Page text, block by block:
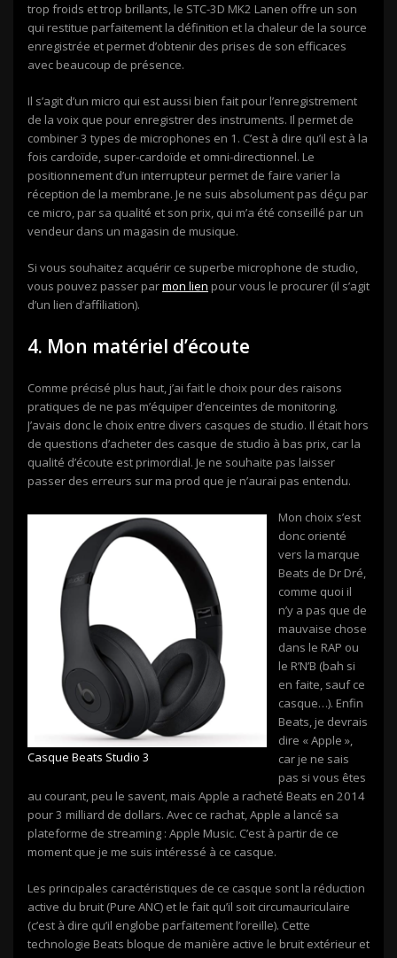
trop froids et trop brillants, le STC-3D MK2 Lanen offre un son
qui restitue parfaitement la définition et la chaleur de la source
enregistrée et permet d’obtenir des prises de son efficaces
avec beaucoup de présence.
Il s’agit d’un micro qui est aussi bien fait pour l’enregistrement
de la voix que pour enregistrer des instruments. Il permet de
combiner 3 types de microphones en 1. C’est à dire qu’il est à la
fois cardoïde, super-cardoïde et omni-directionnel. Le
positionnement d’un interrupteur permet de faire varier la
réception de la membrane. Je ne suis absolument pas déçu par
ce micro, par sa qualité et son prix, qui m’a été conseillé par un
vendeur dans un magasin de musique.
Si vous souhaitez acquérir ce superbe microphone de studio,
vous pouvez passer parmon lien pour vous le procurer (il s’agit
d’un lien d’affiliation).
4. Mon matériel d’écoute
Comme précisé plus haut, j’ai fait le choix pour des raisons
pratiques de ne pas m’équiper d’enceintes de monitoring.
J’avais donc le choix entre divers casques de studio. Il était hors
de questions d’acheter des casque de studio à bas prix, car la
qualité d’écoute est primordial. Je ne souhaite pas laisser
passer des erreurs sur ma prod que je n’aurai pas entendu.
Casque Beats Studio 3
Mon choix s’est
donc orienté
vers la marque
Beats de Dr Dré,
comme quoi il
n’y a pas que de
mauvaise chose
dans le RAP ou
le R’N’B (bah si
en faite, sauf ce
casque…). Enfin
Beats, je devrais
dire « Apple »,
car je ne sais
pas si vous êtes
au courant, peu le savent, mais Apple a racheté Beats en 2014
pour 3 milliard de dollars. Avec ce rachat, Apple a lancé sa
plateforme de streaming : Apple Music. C’est à partir de ce
moment que je me suis intéressé à ce casque.
Les principales caractéristiques de ce casque sont la réduction
active du bruit (Pure ANC) et le fait qu’il soit circumauriculaire
(c’est à dire qu’il englobe parfaitement l’oreille). Cette
technologie Beats bloque de manière active le bruit extérieur et